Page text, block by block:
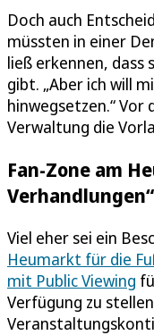
Doch auch
müssten in einer
ließ erkennen, dass
gibt. „Aber ich will
hinwegsetzen.“ Vor
Verwaltung die
Fan-Zone am
Viel eher sei ein
Heumarkt für die
mit Public Viewing
Verfügung zu